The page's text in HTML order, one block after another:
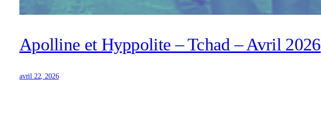
Apolline et Hyppolite – Tchad – Avril 2026
avril 22, 2026